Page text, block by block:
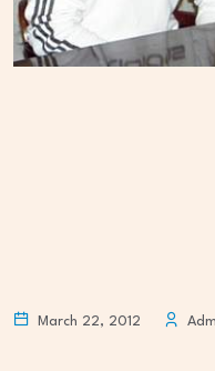
March 22, 2012